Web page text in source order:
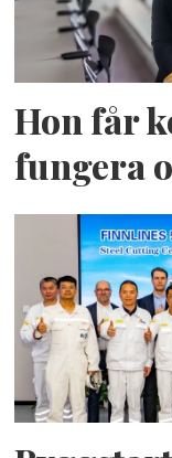
Hon får
fungera